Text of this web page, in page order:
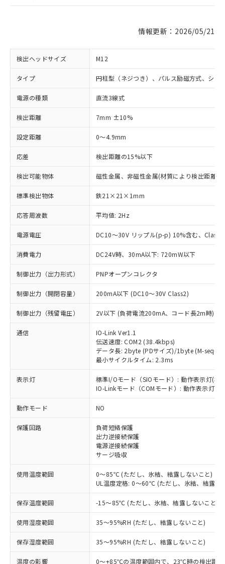
情報更新：2026/05/21
検出ヘッドサイズ M12
タイプ 円柱型（ネジつき）、パルス励磁方式、シー
電源の種類 直流3線式
検出距離 7mm ±10%
設定距離 0～4.9mm
応差 検出距離の15%以下
検出可能物体 磁性金属、非磁性金属(材質により検出距離が
標準検出物体 鉄21×21×1mm
応答周波数 平均値: 2Hz
電源電圧 DC10～30V リップル(p-p) 10%含む、Class2
消費電力 DC24V時、30mA以下: 720mW以下
制御出力（出力形式） PNPオープンコレクタ
制御出力（開閉容量） 200mA以下 (DC10～30V Class2)
制御出力（残留電圧） 2V以下 (負荷電流200mA、コード長2m時)
通信
IO-Link Ver1.1
伝送速度: COM2 (38.4kbps)
データ長: 2byte (PDサイズ)/1byte (M-
最小サイクルタイム: 2.3ms
表示灯
標準I/Oモード（SIOモード）: 動作表示灯(橙
IO-Linkモード（COMモード）: 動作表示灯(
動作モード NO
保護回路
負荷短絡保護
出力逆接続保護
電源逆接続保護
サージ吸収
使用温度範囲
0～85℃ (ただし、氷結、結露しないこと)
UL温度定格: 0～60℃ (ただし、氷結、結露し
保存温度範囲 -15～85℃ (ただし、氷結、結露しないこと)
使用湿度範囲 35～95%RH (ただし、結露しないこと)
保存湿度範囲 35～95%RH (ただし、結露しないこと)
温度の影響 0～+85℃の温度範囲内で、23℃時の検出距
ご利用条件
以下の条件をお読みいただき、同意のうえ
ご利用ください。
本サービスは、当社制御機器事業取扱
商品の当社在庫状況および標準価格
(税抜)を提供させていただくもので
当社制御機器事業取扱商品の中には、
本サービスの対象外となる商品もある
対応済み：EU RoHS指令（10物質）の
非含有に対応した製品が提供可能な商品で
す。
対応予定：EU RoHS指令（10物質）の非含
有に対応した製品に切り替える予定のある
対応予定なし：EU RoHS指令（10物質）の
非含有に非対応の商品で、対応品を出す予
定はありません。
調査・確認中：EU RoHS指令（10物質）の
非含有の対応状況を調査中または確認中の
商品です。
非該当品：ライセンス料など無形物で、有
害物質有無と関係のない商品です。
仕入先様の事情により、非含有部品として
※1 中国RoHS○×表
「○」：最大均質材料含有率が中国RoHSの
基準値以下であることを示します。
「×」：最大均質材料含有率が中国RoHSの